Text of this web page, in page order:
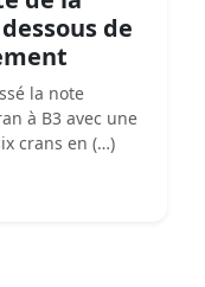
de
la note
à B3 avec une
crans en (…)